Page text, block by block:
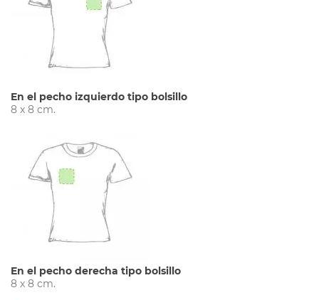
En el pecho izquierdo tipo bolsillo
8 x 8 cm.
En el pecho derecha tipo bolsillo
8 x 8 cm.